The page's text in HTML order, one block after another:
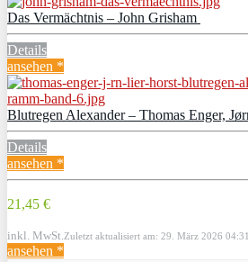
Das Vermächtnis – John Grisham
Details
ansehen *
Blutregen Alexander – Thomas Enger,
Details
ansehen *
21,45 €
inkl. MwSt. Zuletzt aktualisiert am: 29. März 2026 04:31
ansehen *